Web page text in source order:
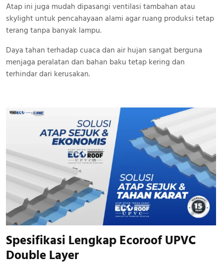
Atap ini juga mudah dipasangi ventilasi tambahan atau
skylight untuk pencahayaan alami agar ruang produksi tetap
terang tanpa banyak lampu.
Daya tahan terhadap cuaca dan air hujan sangat berguna
menjaga peralatan dan bahan baku tetap kering dan
terhindar dari kerusakan.
Spesifikasi Lengkap Ecoroof UPVC
Double Layer